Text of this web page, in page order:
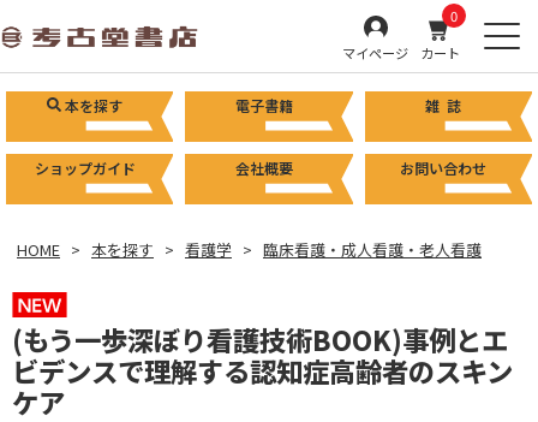
マイページ カート
0
本を探す 電子書籍 雑 誌
ショップガイド 会社概要 お問い合わせ
HOME 本を探す 看護学 臨床看護・成人看護・老人看護
(もう一歩深ぼり看護技術BOOK)事例とエ
ビデンスで理解する認知症高齢者のスキン
ケア